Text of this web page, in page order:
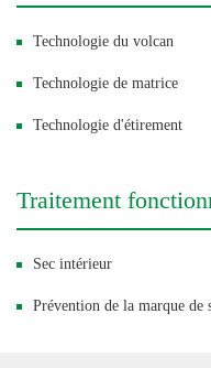
Technologie du volcan
Technologie de matrice
Technologie d'étirement
Traitement
Sec intérieur
Prévention de la marque de